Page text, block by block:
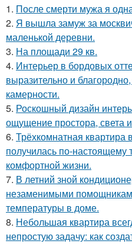
1. После смерти мужа я
2. Я вышла замуж за
маленькой деревни.
3. На площади 29 кв.
4. Интерьер в бордовых
выразительно и
камерности.
5. Роскошный дизайн
ощущение простора, света
6. Трёхкомнатная квартира
получилась по-настоящему
комфортной жизни.
7. В летний зной
незаменимыми
температуры в доме.
8. Небольшая квартира
непростую задачу: как